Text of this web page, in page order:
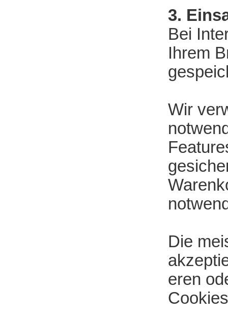
3.
Bei
Ihrem
Wir
Die
eren